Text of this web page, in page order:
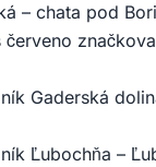
– chata pod
červeno
Gaderská
Ľubochňa –